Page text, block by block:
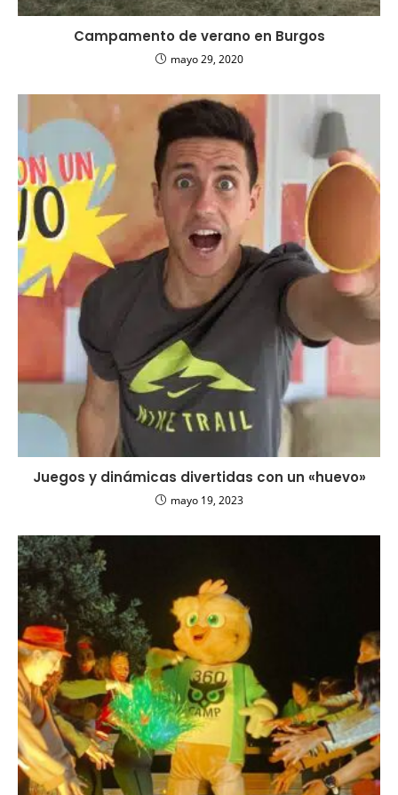
Campamento de verano en Burgos
mayo 29, 2020
Juegos y dinámicas divertidas con un «huevo»
mayo 19, 2023